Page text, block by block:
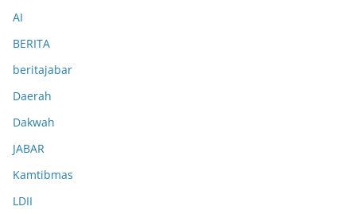
AI
BERITA
beritajabar
Daerah
Dakwah
JABAR
Kamtibmas
LDII